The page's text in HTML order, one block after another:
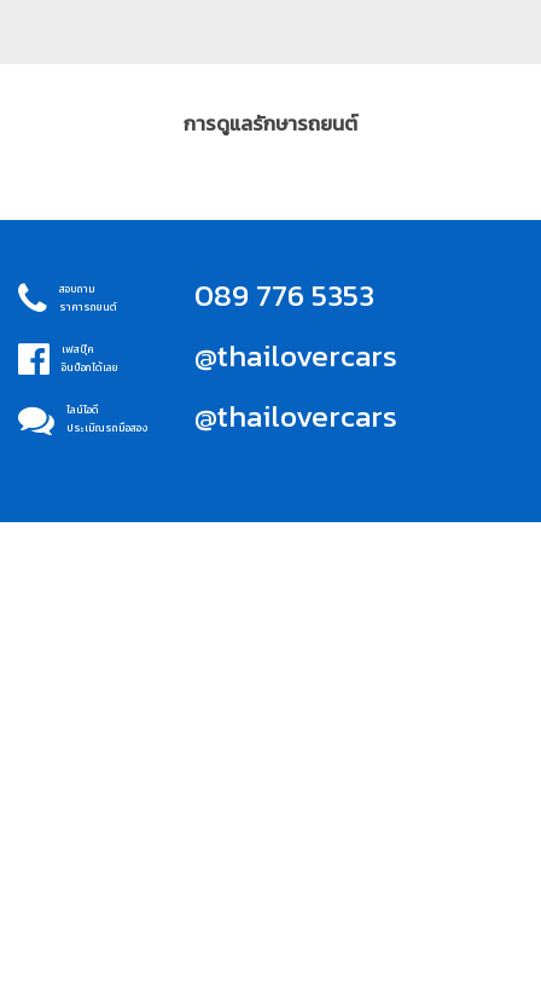
การดูแลรักษารถยนต์
สอบถาม
ราคารถยนต์
089 776 5353
เฟสบุ๊ค
อินบ็อกได้เลย
@thailovercars
ไลน์ไอดี
ประเมิณรถมือสอง
@thailovercars